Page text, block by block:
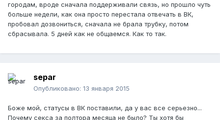
городам, вроде сначала поддерживали связь, но прошло чуть
больше недели, как она просто перестала отвечать в ВК,
пробовал дозвониться, сначала не брала трубку, потом
сбрасывала. 5 дней как не общаемся. Как то так.
separ
Опубликовано: 13 января 2015
Боже мой, статусы в ВК поставили, да у вас все серьезно...
Почему секса за полтора месяца не было? Ты хотя бы